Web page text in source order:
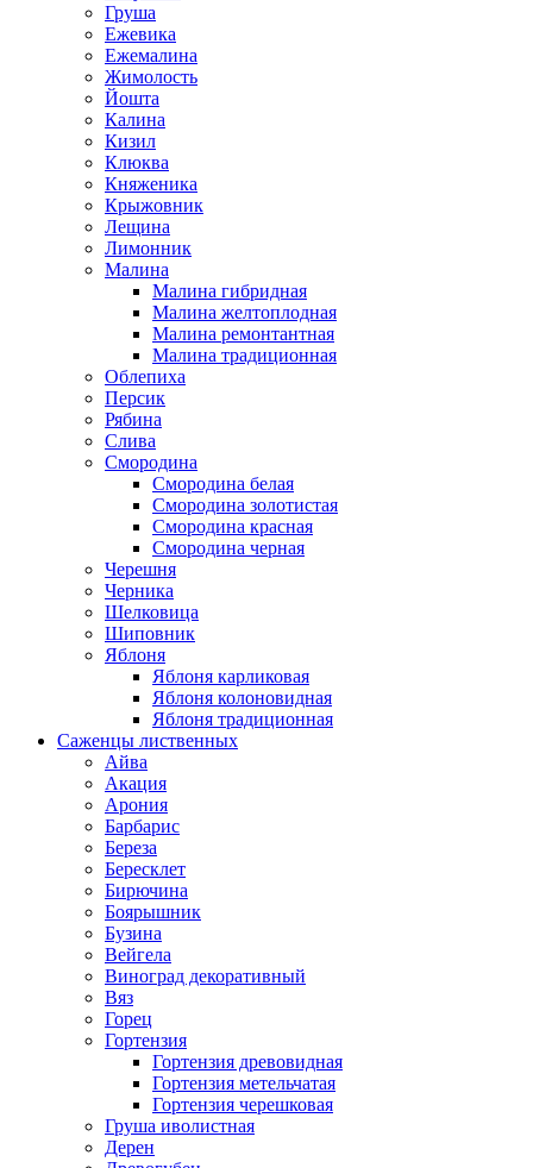
Груша
Ежевика
Ежемалина
Жимолость
Йошта
Калина
Кизил
Клюква
Княженика
Крыжовник
Лещина
Лимонник
Малина
Малина гибридная
Малина желтоплодная
Малина ремонтантная
Малина традиционная
Облепиха
Персик
Рябина
Слива
Смородина
Смородина белая
Смородина золотистая
Смородина красная
Смородина черная
Черешня
Черника
Шелковица
Шиповник
Яблоня
Яблоня карликовая
Яблоня колоновидная
Яблоня традиционная
Саженцы лиственных
Айва
Акация
Арония
Барбарис
Береза
Бересклет
Бирючина
Боярышник
Бузина
Вейгела
Виноград декоративный
Вяз
Горец
Гортензия
Гортензия древовидная
Гортензия метельчатая
Гортензия черешковая
Груша иволистная
Дерен